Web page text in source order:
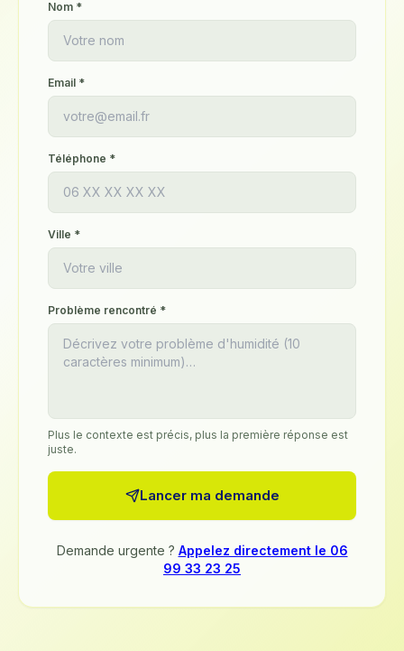
Nom *
Email *
Téléphone *
Ville *
Problème rencontré *
Plus le contexte est précis, plus la première réponse est
juste.
Lancer ma demande
Demande urgente ? Appelez directement le 06
99 33 23 25